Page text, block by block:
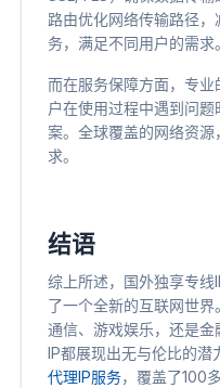
路由优化网络传输路径
务，满足不同用户的需求。
而在服务保障方面，专
户在使用过程中遇到问
案。全球覆盖的网络资
求。
结语
综上所述，国外独享专
了一个全新的互联网世
通信、游戏娱乐，还是
IP都展现出无与伦比的潜
代理IP服务，覆盖了100